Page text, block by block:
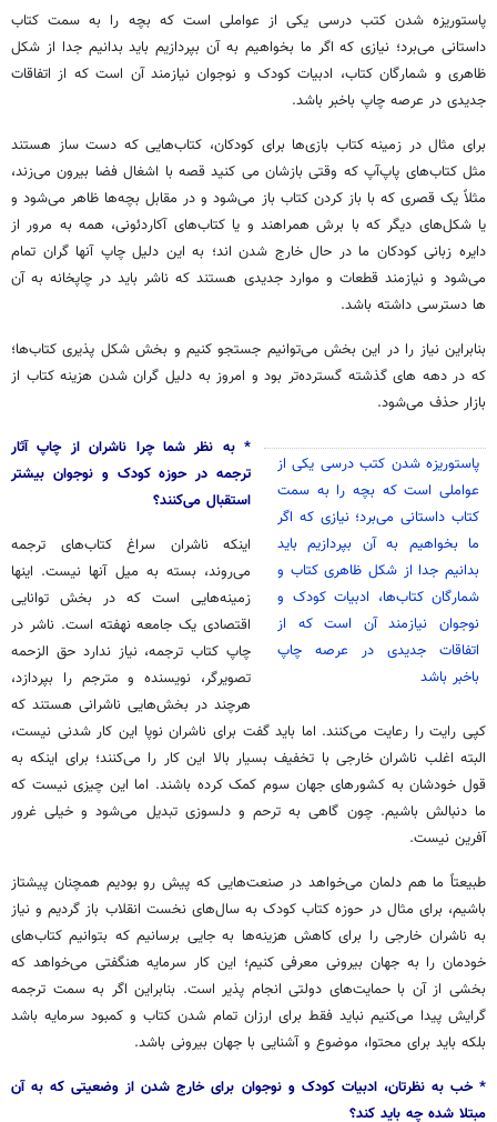
پاستوریزه شدن کتب درسی یکی از عواملی است که بچه را به سمت کتاب
داستانی می‌برد؛ نیازی که اگر ما بخواهیم به آن بپردازیم باید بدانیم جدا از شکل
ظاهری و شمارگان کتاب‌، ادبیات کودک و نوجوان نیازمند آن است که از اتفاقات
جدیدی در عرصه چاپ باخبر باشد.
برای مثال در زمینه کتاب بازی‌ها برای کودکان، کتاب‌هایی که دست ساز هستند
مثل کتاب‌های پاپ‌آپ که وقتی بازشانمی کنید قصه با اشغال فضا بیرون می‌زند،
مثلاً یک قصری که با باز کردن کتاب باز می‌شود و در مقابل بچه‌ها ظاهر می‌شود و
یا شکل‌های دیگر که با برش همراهند و یا کتاب‌های آکاردئونی، همه به مرور از
دایره زبانی کودکان ما در حال خارج شدن اند؛ به این دلیل چاپ آنها گران تمام
می‌شود و نیازمند قطعات و موارد جدیدی هستند که ناشر باید در چاپخانه به آن
ها دسترسی داشته باشد.
بنابراین نیاز را در این بخش می‌توانیم جستجوکنیم و بخش شکل پذیری کتاب‌ها؛
که در دهه هایگذشته گسترده‌تر بود و امروز به دلیل گران شدن هزینه کتاب از
بازار حذف می‌شود.
پاستوریزه شدن کتب درسی یکی از
عواملی است که بچه را به سمت
کتاب داستانی می‌برد؛ نیازی که اگر
ما بخواهیم به آن بپردازیم باید
بدانیم جدا از شکل ظاهری کتاب و
شمارگان کتاب‌ها، ادبیات کودک و
نوجوان نیازمند آن است که از
اتفاقات جدیدی در عرصه چاپ
باخبر باشد
* به نظر شما چرا ناشران از چاپ آثار
ترجمه در حوزه کودک و نوجوان بیشتر
استقبال می‌کنند؟
اینکه ناشران سراغ کتاب‌های ترجمه
می‌روند، بسته به میل آنها نیست. اینها
زمینه‌هایی است که در بخش توانایی
اقتصادی یک جامعه نهفته است. ناشر در
چاپ کتاب ترجمه، نیاز ندارد حق الزحمه
تصویرگر، نویسنده و مترجم را بپردازد،
هرچند در بخش‌هایی ناشرانی هستند که
کپی رایت را رعایت می‌کنند. اما باید گفت برای ناشران نوپا این کار شدنی نیست،
البته اغلب ناشران خارجی با تخفیف بسیار بالا این کار را می‌کنند؛ برای اینکه به
قول خودشان به کشورهای جهان سوم کمک کرده باشند. اما این چیزی نیست که
ما دنبالش باشیم. چون گاهی به ترحم و دلسوزی تبدیل می‌شود و خیلی غرور
آفرین نیست.
طبیعتاً ما هم دلمان می‌خواهد در صنعت‌هایی که پیش رو بودیم همچنان پیشتاز
باشیم، برای مثال در حوزه کتاب کودک به سال‌های نخست انقلاب باز گردیم و نیاز
به ناشران خارجی را برای کاهش هزینه‌ها به جایی برسانیم که بتوانیم کتاب‌های
خودمان را به جهان بیرونی معرفی کنیم؛ این کار سرمایه هنگفتی می‌خواهد که
بخشی از آن با حمایت‌های دولتی انجام پذیر است. بنابراین اگر به سمت ترجمه
گرایش پیدا می‌کنیم نباید فقط برای ارزان تمام شدن کتاب و کمبود سرمایه باشد
بلکه باید برای محتوا، موضوع و آشنایی با جهان بیرونی باشد.
* خب به نظرتان، ادبیات کودک و نوجوان برای خارج شدن از وضعیتی که به آن
مبتلا شده چه باید کند؟